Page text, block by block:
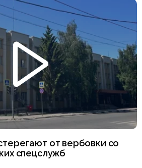
от вербовки со
спецслужб